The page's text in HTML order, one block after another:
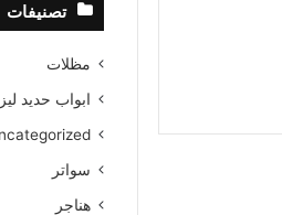
تصنيفات
مظلات
ابواب حديد
سواتر
هناجر